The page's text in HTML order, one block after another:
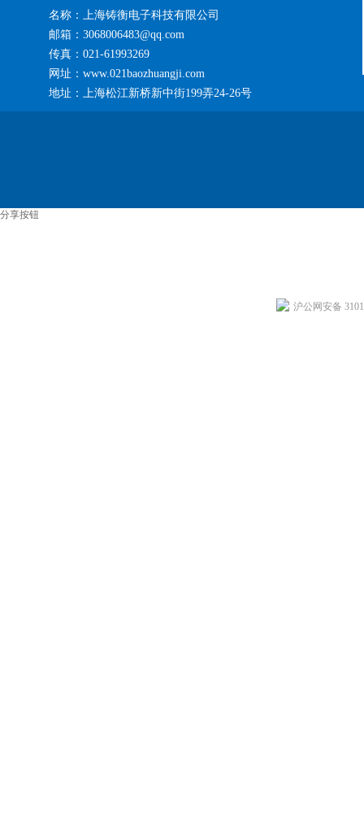
名称：上海铸衡电子科技有限公司
邮箱：3068006483@qq.com
传真：021-61993269
网址：www.021baozhuangji.com
地址：上海松江新桥新中街199弄24-26号
分享按钮
沪公网安备